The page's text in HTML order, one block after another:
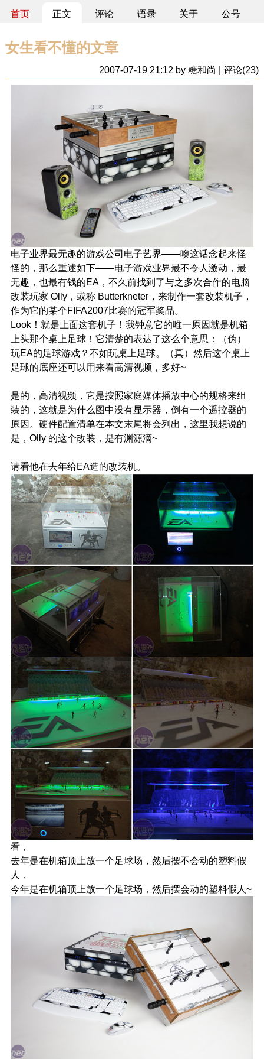
首页 正文 评论 语录 关于 公号
女生看不懂的文章
2007-07-19 21:12 by 糖和尚 | 评论(23)
电子业界最无趣的游戏公司电子艺界——噢这话念起来怪
怪的，那么重述如下——电子游戏业界最不令人激动，最
无趣，也最有钱的EA，不久前找到了与之多次合作的电脑
改装玩家 Olly，或称 Butterkneter，来制作一套改装机子，
作为它的某个FIFA2007比赛的冠军奖品。
Look！就是上面这套机子！我钟意它的唯一原因就是机箱
上头那个桌上足球！它清楚的表达了这么个意思：（伪）
玩EA的足球游戏？不如玩桌上足球。（真）然后这个桌上
足球的底座还可以用来看高清视频，多好~
是的，高清视频，它是按照家庭媒体播放中心的规格来组
装的，这就是为什么图中没有显示器，倒有一个遥控器的
原因。硬件配置清单在本文末尾将会列出，这里我想说的
是，Olly 的这个改装，是有渊源滴~
请看他在去年给EA造的改装机。
看，
去年是在机箱顶上放一个足球场，然后摆不会动的塑料假
人，
今年是在机箱顶上放一个足球场，然后摆会动的塑料假人~